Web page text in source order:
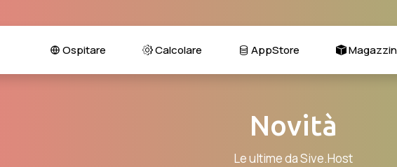
Ospitare Calcolare AppStore
Novità
Le ultime da Sive.Host